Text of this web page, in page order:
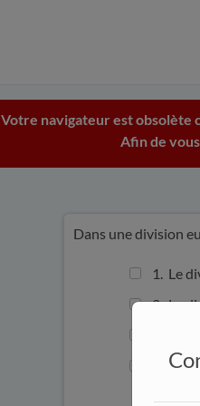
Votre navigateur est obsolète
Afin de
Dans une division
1. Le
2. Le
4. Le